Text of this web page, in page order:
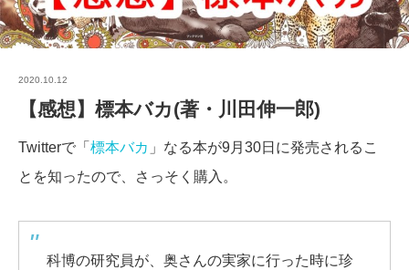
2020.10.12
【感想】標本バカ(著・川田伸一郎)
Twitterで「 標本バカ 」なる本が9月30日に発売されるこ
とを知ったので、さっそく購入。
科博の研究員が、奥さんの実家に行った時に珍